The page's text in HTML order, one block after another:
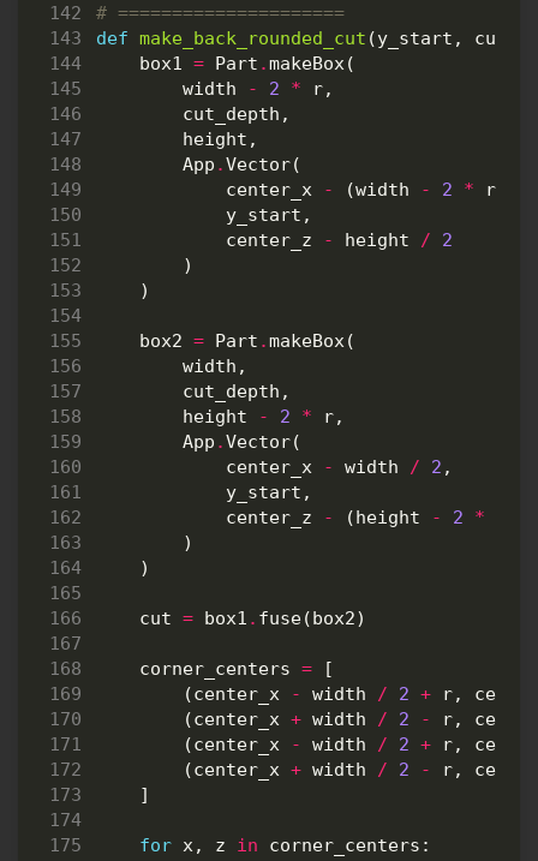
# =====================
def make_back_rounded_cut (y_start ,
box1 = Part .makeBox(
width
- 2 * r,
cut_depth ,
height ,
App .Vector(
center_x
- (width - 2 * r
y_start ,
center_z
- height /
2
)
)
box2 = Part .makeBox(
width ,
cut_depth ,
height
- 2 * r,
App .Vector(
center_x
- width / 2 ,
y_start ,
center_z
- (height - 2 *
)
)
cut = box1 . fuse(box2)
corner_centers =
[
(center_x - width / 2 + r,
(center_x + width / 2 - r,
(center_x - width / 2 + r,
(center_x + width / 2 - r,
]
for x, z in corner_centers :